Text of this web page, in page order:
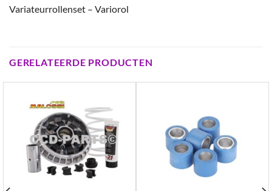
Variateurrollenset – Variorol
GERELATEERDE PRODUCTEN